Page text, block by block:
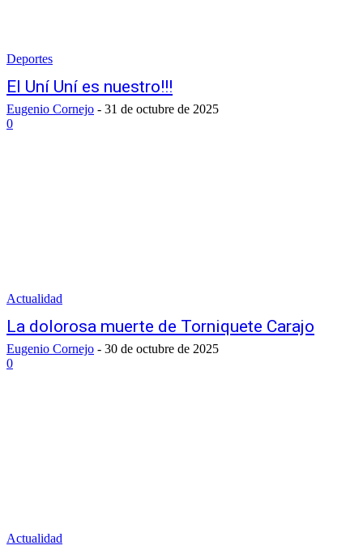
Deportes
El Uní Uní es nuestro!!!
Eugenio Cornejo - 31 de octubre de 2025
0
Actualidad
La dolorosa muerte de Torniquete Carajo
Eugenio Cornejo - 30 de octubre de 2025
0
Actualidad